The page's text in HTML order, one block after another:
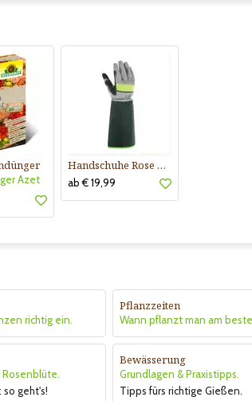
Azet
Handschuhe Rose Buisson
ab € 19,99
richtig ein.
Pflanzzeiten
Wann pflanzt man am
Rosenblüte.
geht's!
Bewässerung
Grundlagen & Praxistipps.
Tipps fürs richtige Gießen.